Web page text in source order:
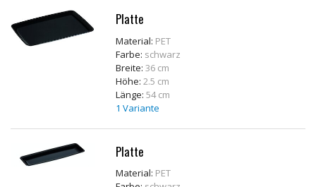
Platte
Material: PET
Farbe: schwarz
Breite:36 cm
Höhe:2.5 cm
Länge:54 cm
1 Variante
Platte
Material: PET